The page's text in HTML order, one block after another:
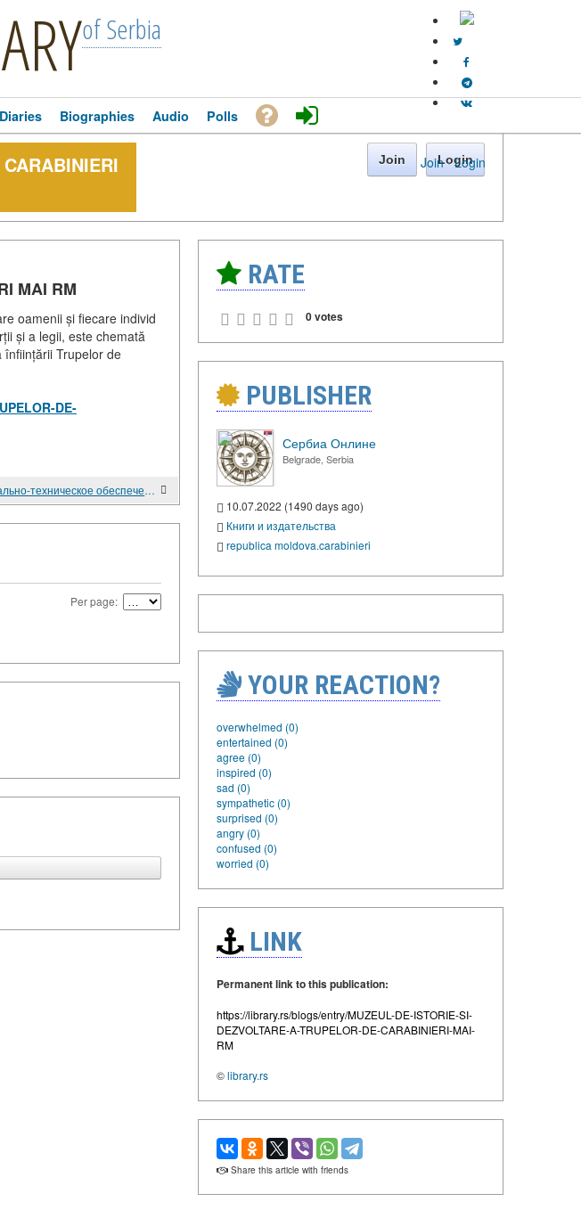
of Serbia
Join · Login
Diaries Biographies Audio Polls
Join Login
MAI RM
oamenii și fiecare individ
și a legii, este chemată
înființării Trupelor de
DE-
Журнал "Материально-техническое обеспечение ВС РФ", №7, 2022
Per page:
RATE
0 votes
PUBLISHER
Сербиа Онлине
Belgrade, Serbia
10.07.2022 (1490 days ago)
Книги и издательства
republica moldova.carabinieri
YOUR REACTION?
overwhelmed (0)
entertained (0)
agree (0)
inspired (0)
sad (0)
sympathetic (0)
surprised (0)
angry (0)
confused (0)
worried (0)
LINK
Permanent link to this publication:
https://library.rs/blogs/entry/MUZEUL-DE-ISTORIE-SI-
DEZVOLTARE-A-TRUPELOR-DE-CARABINIERI-MAI-
RM
©library.rs
Share this article with friends